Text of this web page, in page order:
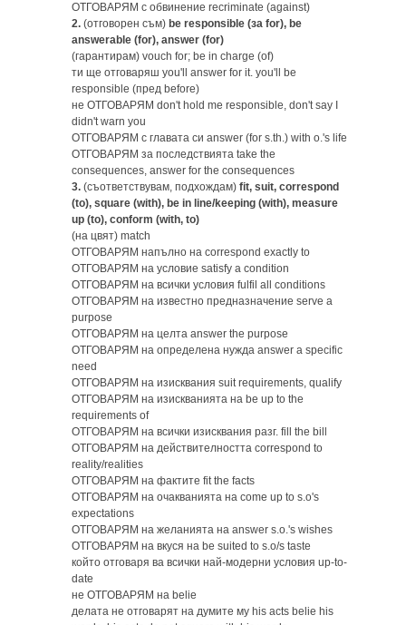
ОТГОВАРЯМ с обвинение recriminate (against)
2. (отговорен съм) be responsible (за for), be
answerable (for), answer (for)
(гарантирам) vouch for; be in charge (of)
ти ще отговаряш you'll answer for it. you'll be
responsible (пред before)
не ОТГОВАРЯМ don't hold me responsible, don't say I
didn't warn you
ОТГОВАРЯМ с главата си answer (for s.th.) with o.'s life
ОТГОВАРЯМ за последствията take the
consequences, answer for the consequences
3. (съответствувам, подхождам) fit, suit, correspond
(to), square (with), be in line/keeping (with), measure
up (to), conform (with, to)
(на цвят) match
ОТГОВАРЯМ напълно на correspond exactly to
ОТГОВАРЯМ на условие satisfy a condition
ОТГОВАРЯМ на всички условия fulfil all conditions
ОТГОВАРЯМ на известно предназначение serve a
purpose
ОТГОВАРЯМ на целта answer the purpose
ОТГОВАРЯМ на определена нужда answer a specific
need
ОТГОВАРЯМ на изисквания suit requirements, qualify
ОТГОВАРЯМ на изискванията на be up to the
requirements of
ОТГОВАРЯМ на всички изисквания разг. fill the bill
ОТГОВАРЯМ на действителността correspond to
reality/realities
ОТГОВАРЯМ на фактите fit the facts
ОТГОВАРЯМ на очакванията на come up to s.o's
expectations
ОТГОВАРЯМ на желанията на answer s.o.'s wishes
ОТГОВАРЯМ на вкуся на be suited to s.o/s taste
който отговаря ва всички най-модерни условия up-to-
date
не ОТГОВАРЯМ на belie
делата не отговарят на думите му his acts belie his